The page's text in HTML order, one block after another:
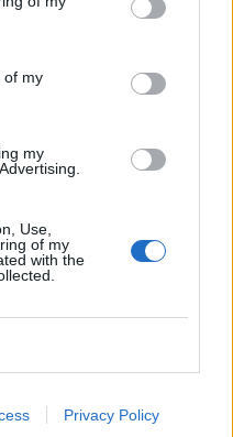
of my
my
Use,
of my
with the
Privacy Policy
nusausinkite ir
Į puodą
pjaustytus porus ir